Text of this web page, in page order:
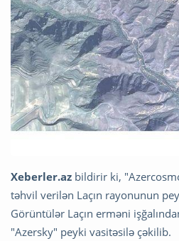
Xeberler.az bildirir ki,
təhvil verilən Laçın rayonunun
Görüntülər Laçın erməni
"Azersky" peyki vasitəsilə çəkilib.